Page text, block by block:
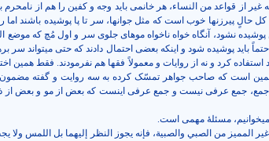
غیر از قواعد من النساء، هر خانمی باید وجه و کفین را هم از
پوشیده نشود، آنگاه خواه ناخواه موهای جلوی سر و اول مُچ که
حتماً باید پوشیده شود و اینکه بعضی احتمال دادند که حتی می­تواند سر
استفاده کرد و نه از روایات و معمولاً فقها هم نفرمودند. فقط
است که صاحب جواهر تمسّک کرده به سه روایت و گفته مضمون
جمع، جمع عرفی نیست و جمع عرفی اینست که بعض از مو و بعض از
مسئلۀ مهمی است.
المميز من الصبي والصبية، فإنه يجوز النظر إليهما بل اللمس ولا